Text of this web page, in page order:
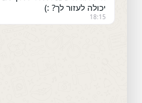
יכולה לעזור לך? :)
18:15